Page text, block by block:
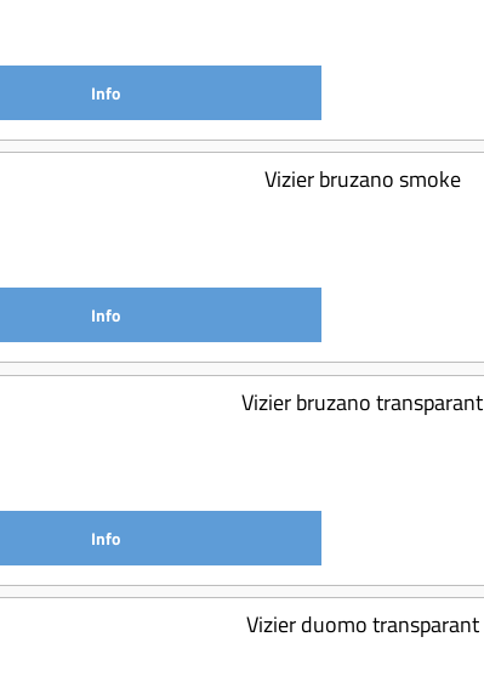
Info
Vizier bruzano smoke
Info
Vizier bruzano transparant
Info
Vizier duomo transparant